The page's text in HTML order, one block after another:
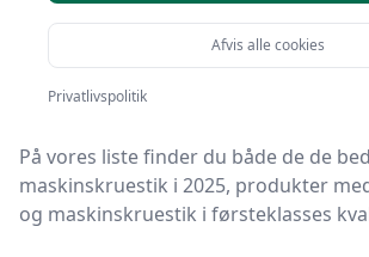
Velkommen til HandyGuiden! Vi har
dig og udvalgt 2 af de bedste
markedet.
På vores liste finder du både de de
maskinskruestik i 2025, produkter
og maskinskruestik i førsteklasses
Afvis alle cookies
Privatlivspolitik